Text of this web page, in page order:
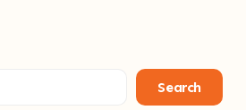
Search